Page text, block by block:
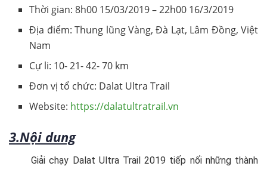
Thời gian: 8h00 15/03/2019 – 22h00 16/3/2019
Địa điểm: Thung lũng Vàng, Đà Lạt, Lâm Đồng, Việt
Nam
Cự li: 10- 21- 42- 70 km
Đơn vị tổ chức: Dalat Ultra Trail
Website: https://dalatultratrail.vn
3.Nội dung
Giải chạy Dalat Ultra Trail 2019 tiếp nối những thành